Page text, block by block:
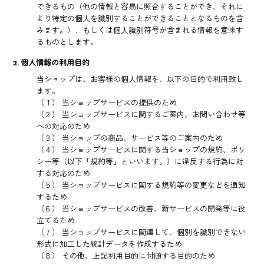
できるもの（他の情報と容易に照合することができ、それに
より特定の個人を識別することができることとなるものを含
みます。）、もしくは個人識別符号が含まれる情報を意味す
るものとします。
2. 個人情報の利用目的
当ショップは、お客様の個人情報を、以下の目的で利用致し
ます。
（１） 当ショップサービスの提供のため
（２） 当ショップサービスに関するご案内、お問い合わせ等
への対応のため
（３） 当ショップの商品、サービス等のご案内のため
（４） 当ショップサービスに関する当ショップの規約、ポリ
シー等（以下「規約等」といいます。）に違反する行為に対
する対応のため
（５） 当ショップサービスに関する規約等の変更などを通知
するため
（６） 当ショップサービスの改善、新サービスの開発等に役
立てるため
（７） 当ショップサービスに関連して、個別を識別できない
形式に加工した統計データを作成するため
（８） その他、上記利用目的に付随する目的のため